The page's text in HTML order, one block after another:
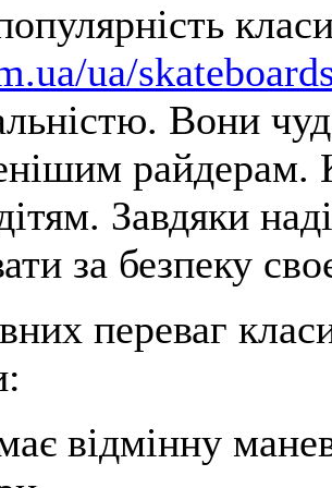
ua/
Вони
райдерам.
Завдяки
за безпеку
переваг
відмінну